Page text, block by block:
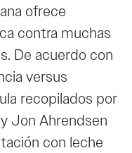
ofrece
contra muchas
De acuerdo con
versus
recopilados por
Jon Ahrendsen
con leche